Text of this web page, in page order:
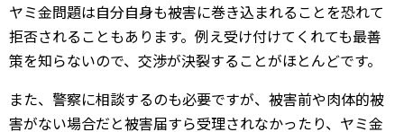
ヤミ金問題は自分自身も被害に巻き込まれることを恐れて
拒否されることもあります。例え受け付けてくれても最善
策を知らないので、交渉が決裂することがほとんどです。
また、警察に相談するのも必要ですが、被害前や肉体的被
害がない場合だと被害届すら受理されなかったり、ヤミ金